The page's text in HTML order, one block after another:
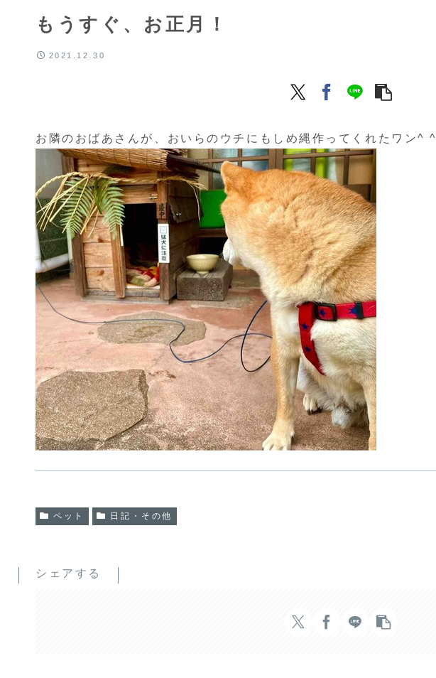
もうすぐ、お正月！
2021.12.30
お隣のおばあさんが、おいらのウチにもしめ縄作ってくれたワン^ ^
ペット 日記・その他
シェアする